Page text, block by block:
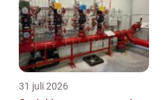
31 juli 2026